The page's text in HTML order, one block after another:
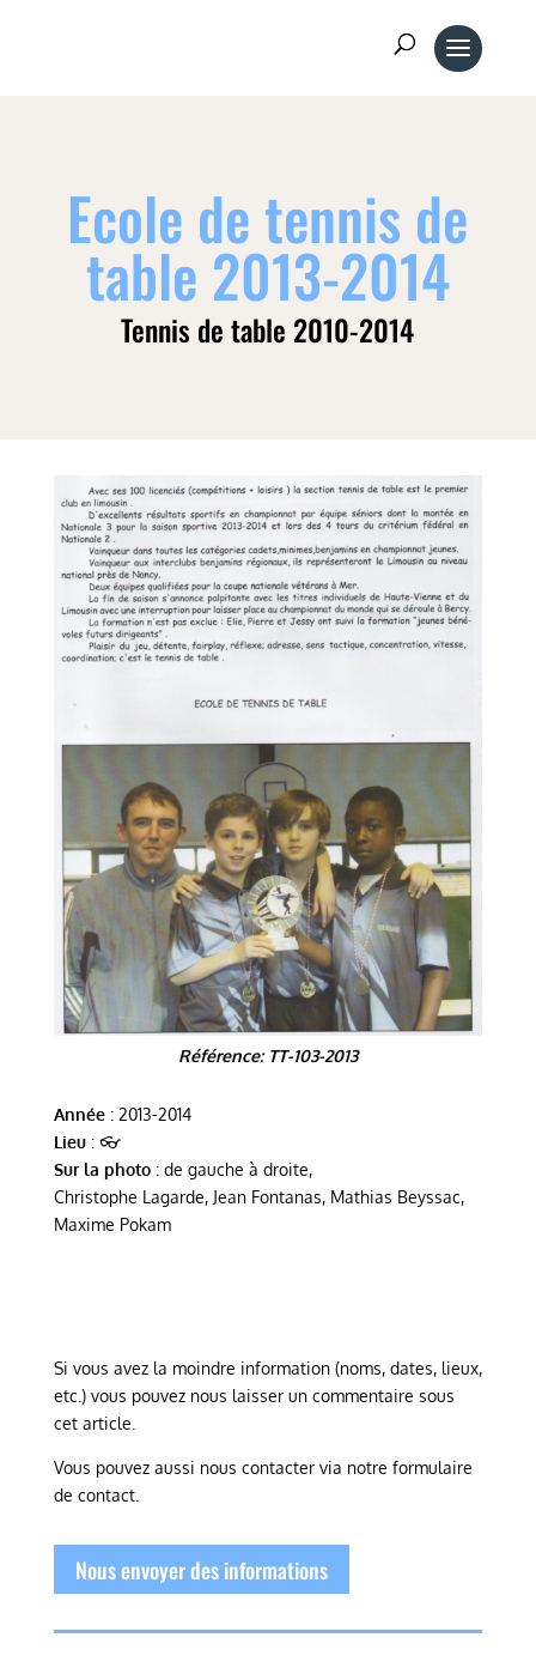
Ecole de tennis de
table 2013-2014
Tennis de table 2010-2014
Référence: TT-103-2013
Année : 2013-2014
Lieu: 👓
Sur la photo: de gauche à droite,
Christophe Lagarde, Jean Fontanas, Mathias Beyssac,
Maxime Pokam
Si vous avez la moindre information (noms, dates, lieux,
etc.) vous pouvez nous laisser un commentaire sous
cet article.
Vous pouvez aussi nous contacter via notre formulaire
de contact.
Nous envoyer des informations